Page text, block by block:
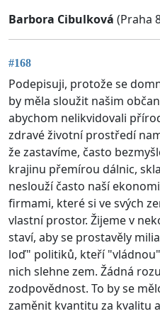
Barbora Cibulková (Praha
#168
Podepisuji, protože se
by měla sloužit našim
abychom nelikvidovali
zdravé životní prostředí
že zastavíme, často
krajinu přemírou dálnic,
neslouží často naší
firmami, které si ve svých
vlastní prostor. Žijeme v
staví, aby se prostavěly
loď" politiků, kteří
nich slehne zem. Žádná
zodpovědnost. To by se
zaměnit kvantitu za kvalitu